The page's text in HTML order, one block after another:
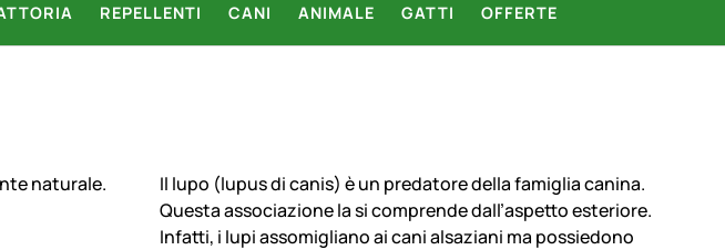
REPELLENTI CANI ANIMALE GATTI OFFERTE
Il lupo (lupus di canis) è un predatore della famiglia canina.
Questa associazione la si comprende dall’aspetto esteriore.
Infatti, i lupi assomigliano ai cani alsaziani ma possiedono